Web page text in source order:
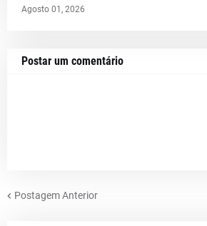
Agosto 01, 2026
Postar um comentário
Postagem Anterior